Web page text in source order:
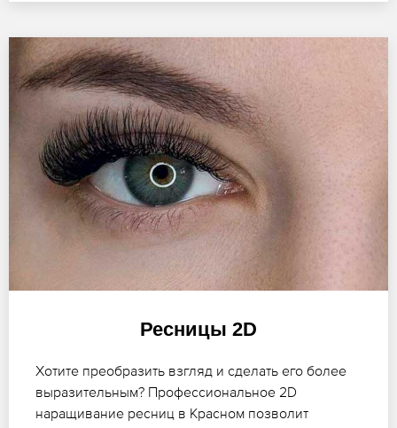
Ресницы 2D
Хотите преобразить взгляд и сделать его более
выразительным? Профессиональное 2D
наращивание ресниц в Красном позволит